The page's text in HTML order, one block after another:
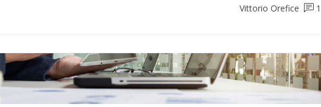
Vittorio Orefice 1